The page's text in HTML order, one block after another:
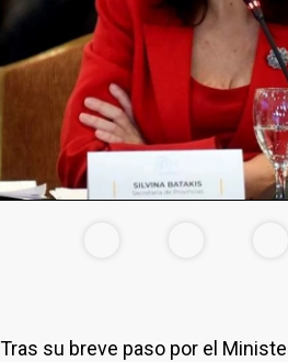
Tras su breve paso por el